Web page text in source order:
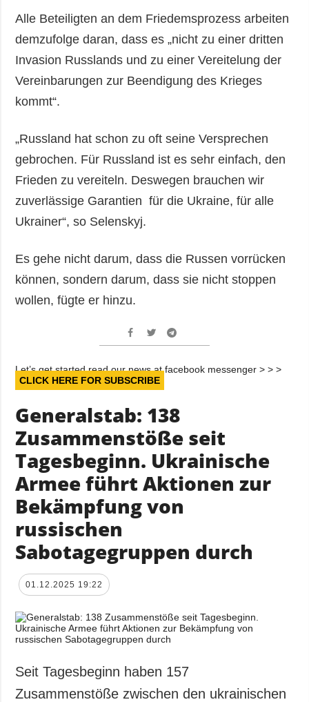
Alle Beteiligten an dem Friedemsprozess arbeiten
demzufolge daran, dass es „nicht zu einer dritten
Invasion Russlands und zu einer Vereitelung der
Vereinbarungen zur Beendigung des Krieges
kommt“.
„Russland hat schon zu oft seine Versprechen
gebrochen. Für Russland ist es sehr einfach, den
Frieden zu vereiteln. Deswegen brauchen wir
zuverlässige Garantien für die Ukraine, für alle
Ukrainer“, so Selenskyj.
Es gehe nicht darum, dass die Russen vorrücken
können, sondern darum, dass sie nicht stoppen
wollen, fügte er hinzu.
Let’s get started read our news at facebook messenger > > >
CLICK HERE FOR SUBSCRIBE
Generalstab: 138
Zusammenstöße seit
Tagesbeginn. Ukrainische
Armee führt Aktionen zur
Bekämpfung von
russischen
Sabotagegruppen durch
01.12.2025 19:22
Seit Tagesbeginn haben 157
Zusammenstöße zwischen den ukrainischen